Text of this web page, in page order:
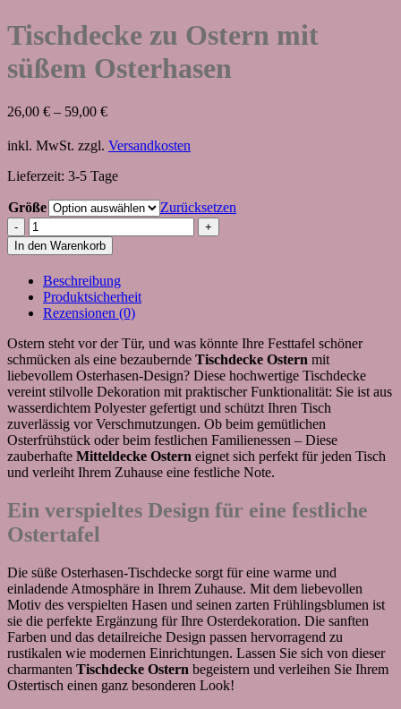
Tischdecke zu Ostern mit
süßem Osterhasen
26,00 € – 59,00 €
inkl. MwSt. zzgl. Versandkosten
Lieferzeit: 3-5 Tage
Größe
Zurücksetzen
Tischdecke
zu
Ostern
mit
süßem
Osterhasen
Menge
In den Warenkorb
Beschreibung
Produktsicherheit
Rezensionen (0)
Ostern steht vor der Tür, und was könnte Ihre Festtafel schöner
schmücken als eine bezaubernde Tischdecke Ostern mit
liebevollem Osterhasen-Design? Diese hochwertige Tischdecke
vereint stilvolle Dekoration mit praktischer Funktionalität: Sie ist aus
wasserdichtem Polyester gefertigt und schützt Ihren Tisch
zuverlässig vor Verschmutzungen. Ob beim gemütlichen
Osterfrühstück oder beim festlichen Familienessen – Diese
zauberhafte Mitteldecke Ostern eignet sich perfekt für jeden Tisch
und verleiht Ihrem Zuhause eine festliche Note.
Ein verspieltes Design für eine festliche
Ostertafel
Die süße Osterhasen-Tischdecke sorgt für eine warme und
einladende Atmosphäre in Ihrem Zuhause. Mit dem liebevollen
Motiv des verspielten Hasen und seinen zarten Frühlingsblumen ist
sie die perfekte Ergänzung für Ihre Osterdekoration. Die sanften
Farben und das detailreiche Design passen hervorragend zu
rustikalen wie modernen Einrichtungen. Lassen Sie sich von dieser
charmanten Tischdecke Ostern begeistern und verleihen Sie Ihrem
Ostertisch einen ganz besonderen Look!